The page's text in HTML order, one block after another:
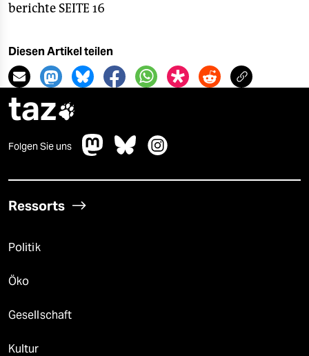
berichte SEITE 16
Diesen Artikel teilen
taz
Folgen Sie uns
Ressorts
Politik
Öko
Gesellschaft
Kultur